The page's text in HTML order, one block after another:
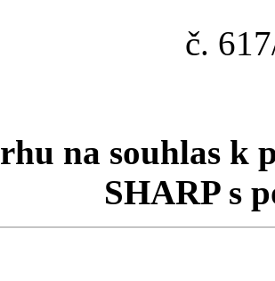
č.
na souhlas k
SHARP s